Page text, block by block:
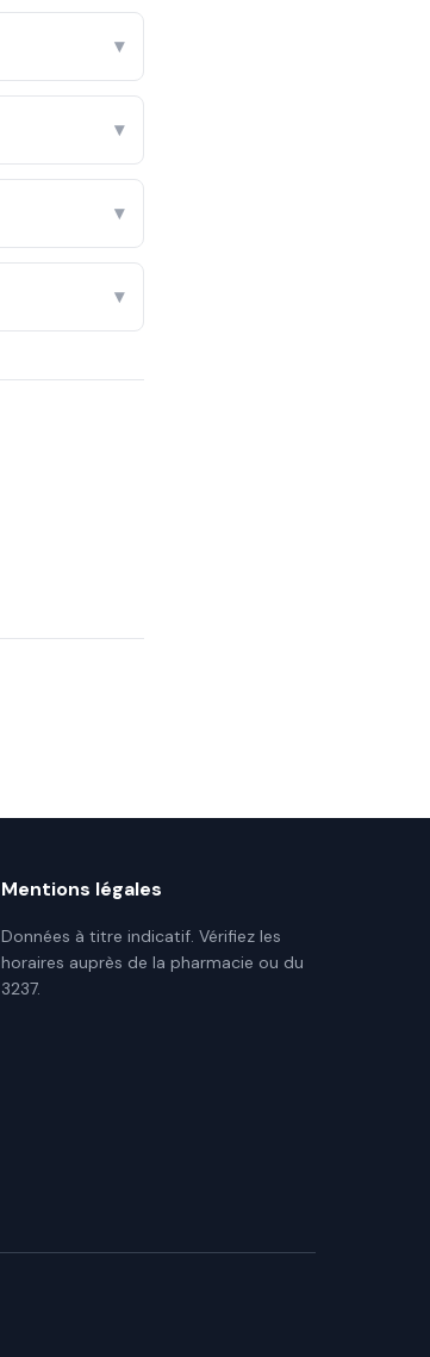
▾
▾
▾
▾
Mentions légales
Données à titre indicatif. Vérifiez les
horaires auprès de la pharmacie ou du
3237.